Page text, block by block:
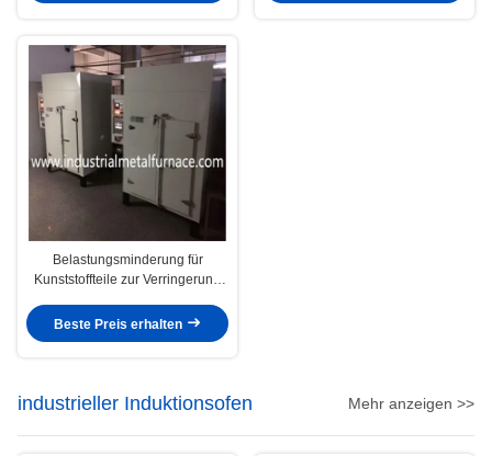
Belastungsminderung für
Kunststoffteile zur Verringerung
Beste Preis erhalten
industrieller Induktionsofen Mehr anzeigen >>